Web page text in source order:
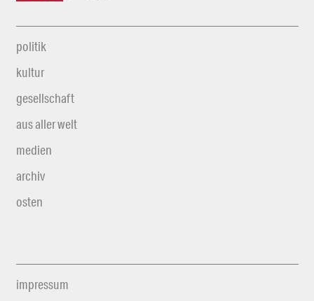
politik
kultur
gesellschaft
aus aller welt
medien
archiv
osten
impressum